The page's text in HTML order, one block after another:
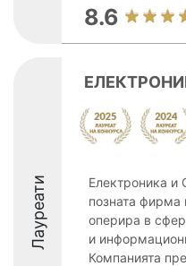
8.6
Лауреати
Електроника и
позната фирма
оперира в
и
Компанията